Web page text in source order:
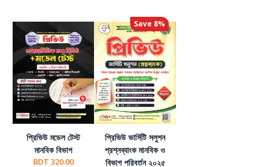
প্রিভিউ মডেল টেস্ট
মানবিক বিভাগ
BDT 320.00
Save 8%
প্রিভিউ ভার্সিটি সলুশন
প্রশ্নব্যাংক মানবিক ও
বিভাগ পরিবর্তন ২০২৫